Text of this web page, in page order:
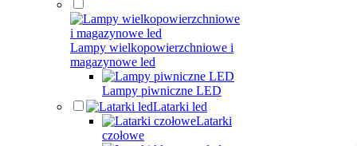
Lampy wielkopowierzchniowe i
magazynowe led
Lampy piwniczne LED
Latarki led
Latarki
czołowe